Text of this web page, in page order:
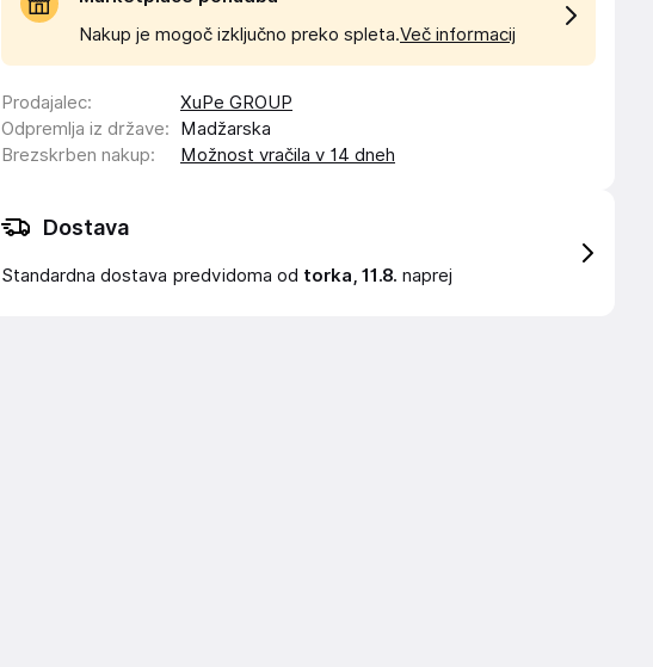
Nakup je mogoč izključno preko spleta.Več informacij
Prodajalec:
XuPe GROUP
Odpremlja iz države:
Madžarska
Brezskrben nakup: Možnost vračila v 14 dneh
Dostava
Standardna dostava predvidoma od torka, 11.8. naprej